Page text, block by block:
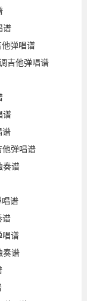
谱
弹唱谱
吉他弹唱谱
谱
谱
他弹唱谱
奏谱
谱
谱
唱谱
奏谱